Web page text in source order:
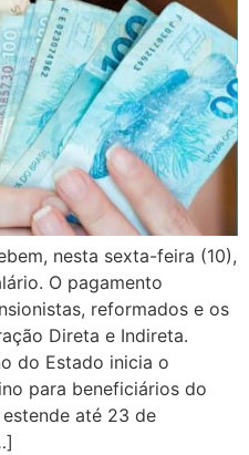
nesta sexta-feira (10),
O pagamento
reformados e os
Direta e Indireta.
do Estado inicia o
para beneficiários do
até 23 de